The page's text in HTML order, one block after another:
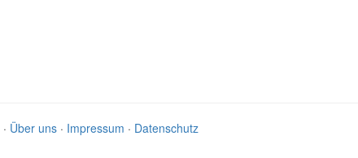
· Über uns· Impressum · Datenschutz